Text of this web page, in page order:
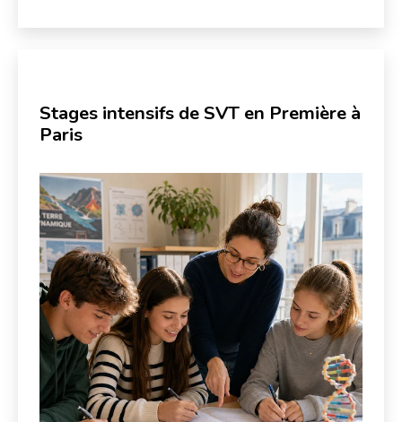
Stages intensifs de SVT en Première à
Paris